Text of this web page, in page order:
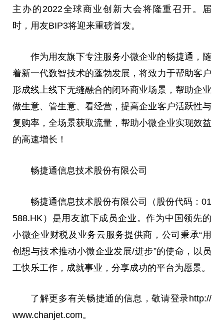
主办的2022全球商业创新大会将隆重召开。届
时，用友BIP3将迎来重磅首发。
作为用友旗下专注服务小微企业的畅捷通，随
着新一代数智技术的蓬勃发展，将致力于帮助客户
形成线上线下无缝融合的闭环商业场景，帮助企业
做生意、管生意、看经营，提高企业客户活跃性与
复购率，全场景获取流量，帮助小微企业实现效益
的高速增长！
畅捷通信息技术股份有限公司
畅捷通信息技术股份有限公司（股份代码：01
588.HK）是用友旗下成员企业。作为中国领先的
小微企业财税及业务云服务提供商，公司秉承“用
创想与技术推动小微企业发展/进步”的使命，以员
工快乐工作，成就事业，分享成功的平台为愿景。
了解更多有关畅捷通的信息，敬请登录http://
www.chanjet.com。